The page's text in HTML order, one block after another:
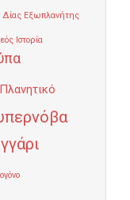
Δίας Εξωπλανήτης
Ιστορία
Πλανητικό